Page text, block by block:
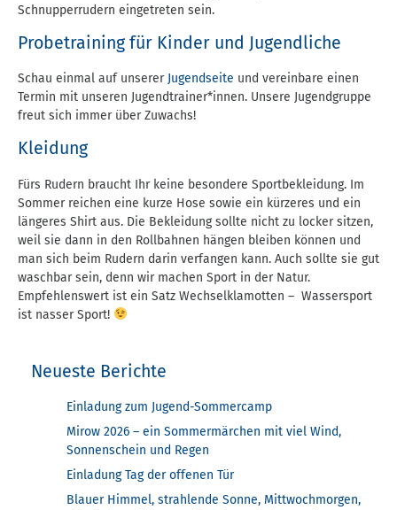
Schnupperrudern eingetreten sein.
Probetraining für Kinder und Jugendliche
Schau einmal auf unserer Jugendseite und vereinbare einen
Termin mit unseren Jugendtrainer*innen. Unsere Jugendgruppe
freut sich immer über Zuwachs!
Kleidung
Fürs Rudern braucht Ihr keine besondere Sportbekleidung. Im
Sommer reichen eine kurze Hose sowie ein kürzeres und ein
längeres Shirt aus. Die Bekleidung sollte nicht zu locker sitzen,
weil sie dann in den Rollbahnen hängen bleiben können und
man sich beim Rudern darin verfangen kann. Auch sollte sie gut
waschbar sein, denn wir machen Sport in der Natur.
Empfehlenswert ist ein Satz Wechselklamotten – Wassersport
ist nasser Sport!
Neueste Berichte
Einladung zum Jugend-Sommercamp
Mirow 2026 – ein Sommermärchen mit viel Wind,
Sonnenschein und Regen
Einladung Tag der offenen Tür
Blauer Himmel, strahlende Sonne, Mittwochmorgen,